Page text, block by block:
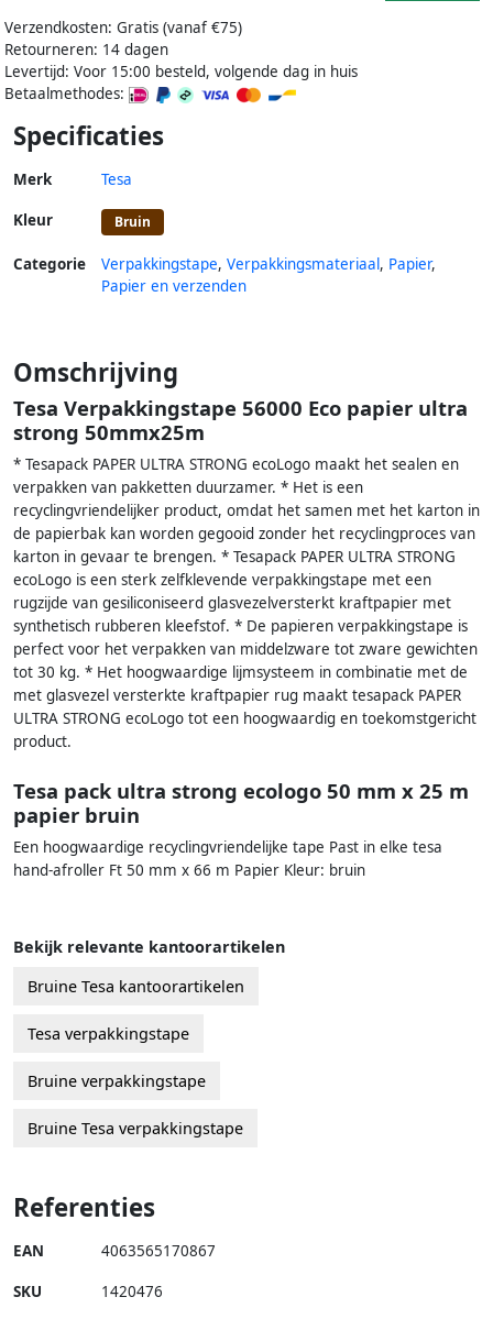
Verzendkosten: Gratis (vanaf €75)
Retourneren: 14 dagen
Levertijd: Voor 15:00 besteld, volgende dag in huis
Betaalmethodes:
Specificaties
Merk Tesa
Kleur Bruin
Categorie Verpakkingstape, Verpakkingsmateriaal, Papier,
Papier en verzenden
Omschrijving
Tesa Verpakkingstape 56000 Eco papier ultra
strong 50mmx25m
* Tesapack PAPER ULTRA STRONG ecoLogo maakt het sealen en
verpakken van pakketten duurzamer. * Het is een
recyclingvriendelijker product, omdat het samen met het karton in
de papierbak kan worden gegooid zonder het recyclingproces van
karton in gevaar te brengen. * Tesapack PAPER ULTRA STRONG
ecoLogo is een sterk zelfklevende verpakkingstape met een
rugzijde van gesiliconiseerd glasvezelversterkt kraftpapier met
synthetisch rubberen kleefstof. * De papieren verpakkingstape is
perfect voor het verpakken van middelzware tot zware gewichten
tot 30 kg. * Het hoogwaardige lijmsysteem in combinatie met de
met glasvezel versterkte kraftpapier rug maakt tesapack PAPER
ULTRA STRONG ecoLogo tot een hoogwaardig en toekomstgericht
product.
Tesa pack ultra strong ecologo 50 mm x 25 m
papier bruin
Een hoogwaardige recyclingvriendelijke tape Past in elke tesa
hand-afroller Ft 50 mm x 66 m Papier Kleur: bruin
Bekijk relevante kantoorartikelen
Bruine Tesa kantoorartikelen
Tesa verpakkingstape
Bruine verpakkingstape
Bruine Tesa verpakkingstape
Referenties
EAN 4063565170867
SKU 1420476